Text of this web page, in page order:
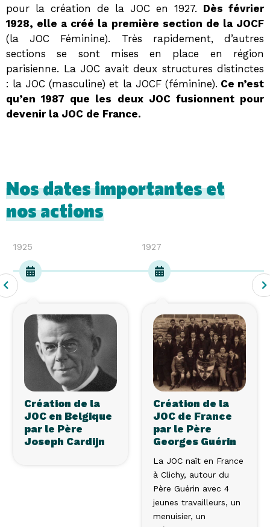
pour la création de la JOC en 1927. Dès février
1928, elle a créé la première section de la JOCF
(la JOC Féminine). Très rapidement, d’autres
sections se sont mises en place en région
parisienne. La JOC avait deux structures distinctes
: la JOC (masculine) et la JOCF (féminine). Ce n’est
qu’en 1987 que les deux JOC fusionnent pour
devenir la JOC de France.
Nos dates importantes et
nos actions
1925
Création de la
JOC en Belgique
par le Père
Joseph Cardijn
1927
Création de la
JOC de France
par le Père
Georges Guérin
La JOC naît en France
à Clichy, autour du
Père Guérin avec 4
jeunes travailleurs, un
menuisier, un